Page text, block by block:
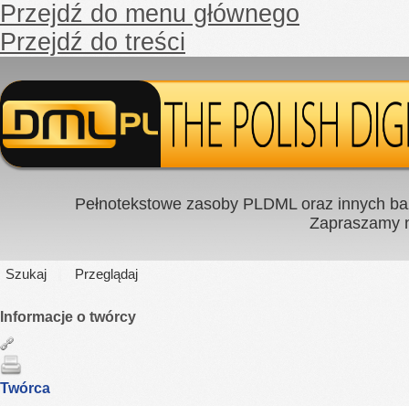
Przejdź do menu głównego
Przejdź do treści
Pełnotekstowe zasoby PLDML oraz innych
Zapraszamy
Szukaj Przeglądaj
Informacje o twórcy
Twórca